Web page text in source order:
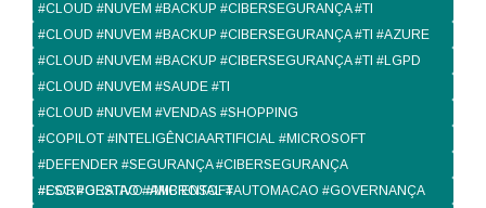
#CLOUD #NUVEM #BACKUP #CIBERSEGURANÇA #TI
#CLOUD #NUVEM #BACKUP #CIBERSEGURANÇA #TI #AZURE
#CLOUD #NUVEM #BACKUP #CIBERSEGURANÇA #TI #LGPD
#CLOUD #NUVEM #SAUDE #TI
#CLOUD #NUVEM #VENDAS #SHOPPING
#COPILOT #INTELIGÊNCIAARTIFICIAL #MICROSOFT
#DEFENDER #SEGURANÇA #CIBERSEGURANÇA
#CORPORATIVO #MICROSOFT
#ESG #GESTAO #AMBIENTAL #AUTOMACAO #GOVERNANÇA